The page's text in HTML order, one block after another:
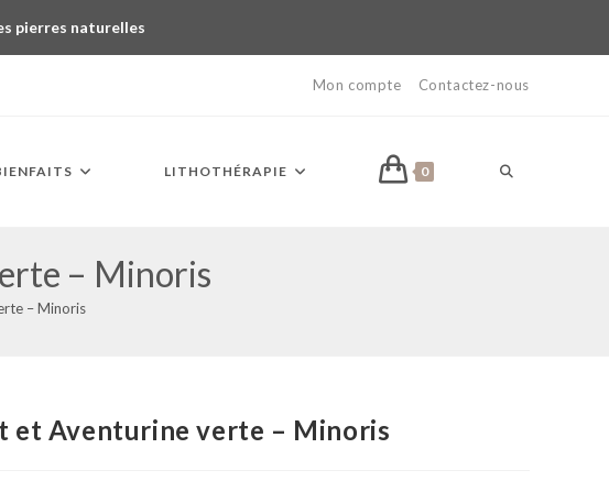
pierres naturelles
Mon compte Contactez-nous
LITHOTHÉRAPIE 0
– Minoris
– Minoris
et Aventurine verte – Minoris